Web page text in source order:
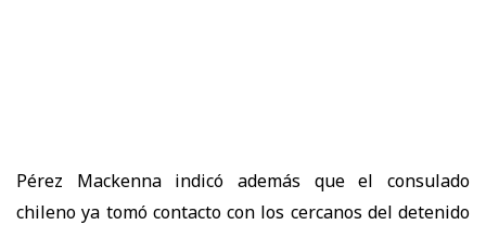
Pérez Mackenna indicó además que el consulado
chileno ya tomó contacto con los cercanos del detenido